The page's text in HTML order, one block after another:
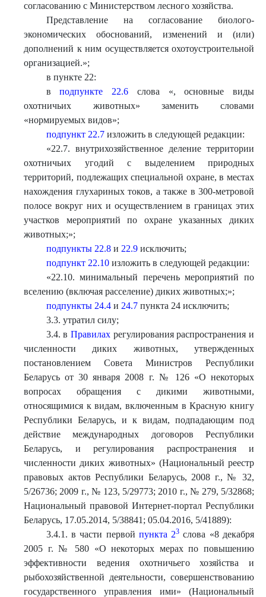
согласованию с Министерством лесного хозяйства.
Представление на согласование биолого-
экономических обоснований, изменений и (или)
дополнений к ним осуществляется охотоустроительной
организацией.»;
в пункте 22:
вподпункте 22.6 слова «, основные виды
охотничьих животных» заменить словами
«нормируемых видов»;
подпункт 22.7изложить в следующей редакции:
«22.7. внутрихозяйственное деление территории
охотничьих угодий с выделением природных
территорий, подлежащих специальной охране, в местах
нахождения глухариных токов, а также в 300-метровой
полосе вокруг них и осуществлением в границах этих
участков мероприятий по охране указанных диких
животных;»;
подпункты 22.8и 22.9исключить;
подпункт 22.10изложить в следующей редакции:
«22.10. минимальный перечень мероприятий по
вселению (включая расселение) диких животных;»;
подпункты 24.4и 24.7пункта 24 исключить;
3.3. утратил силу;
3.4. вПравилах регулирования распространения и
численности диких животных, утвержденных
постановлением Совета Министров Республики
Беларусь от 30 января 2008 г. № 126 «О некоторых
вопросах обращения с дикими животными,
относящимися к видам, включенным в Красную книгу
Республики Беларусь, и к видам, подпадающим под
действие международных договоров Республики
Беларусь, и регулирования распространения и
численности диких животных» (Национальный реестр
правовых актов Республики Беларусь, 2008 г., № 32,
5/26736; 2009 г., № 123, 5/29773; 2010 г., № 279, 5/32868;
Национальный правовой Интернет-портал Республики
Беларусь, 17.05.2014, 5/38841; 05.04.2016, 5/41889):
3.4.1. в части первой пункта 23 слова «8 декабря
2005 г. № 580 «О некоторых мерах по повышению
эффективности ведения охотничьего хозяйства и
рыбохозяйственной деятельности, совершенствованию
государственного управления ими» (Национальный